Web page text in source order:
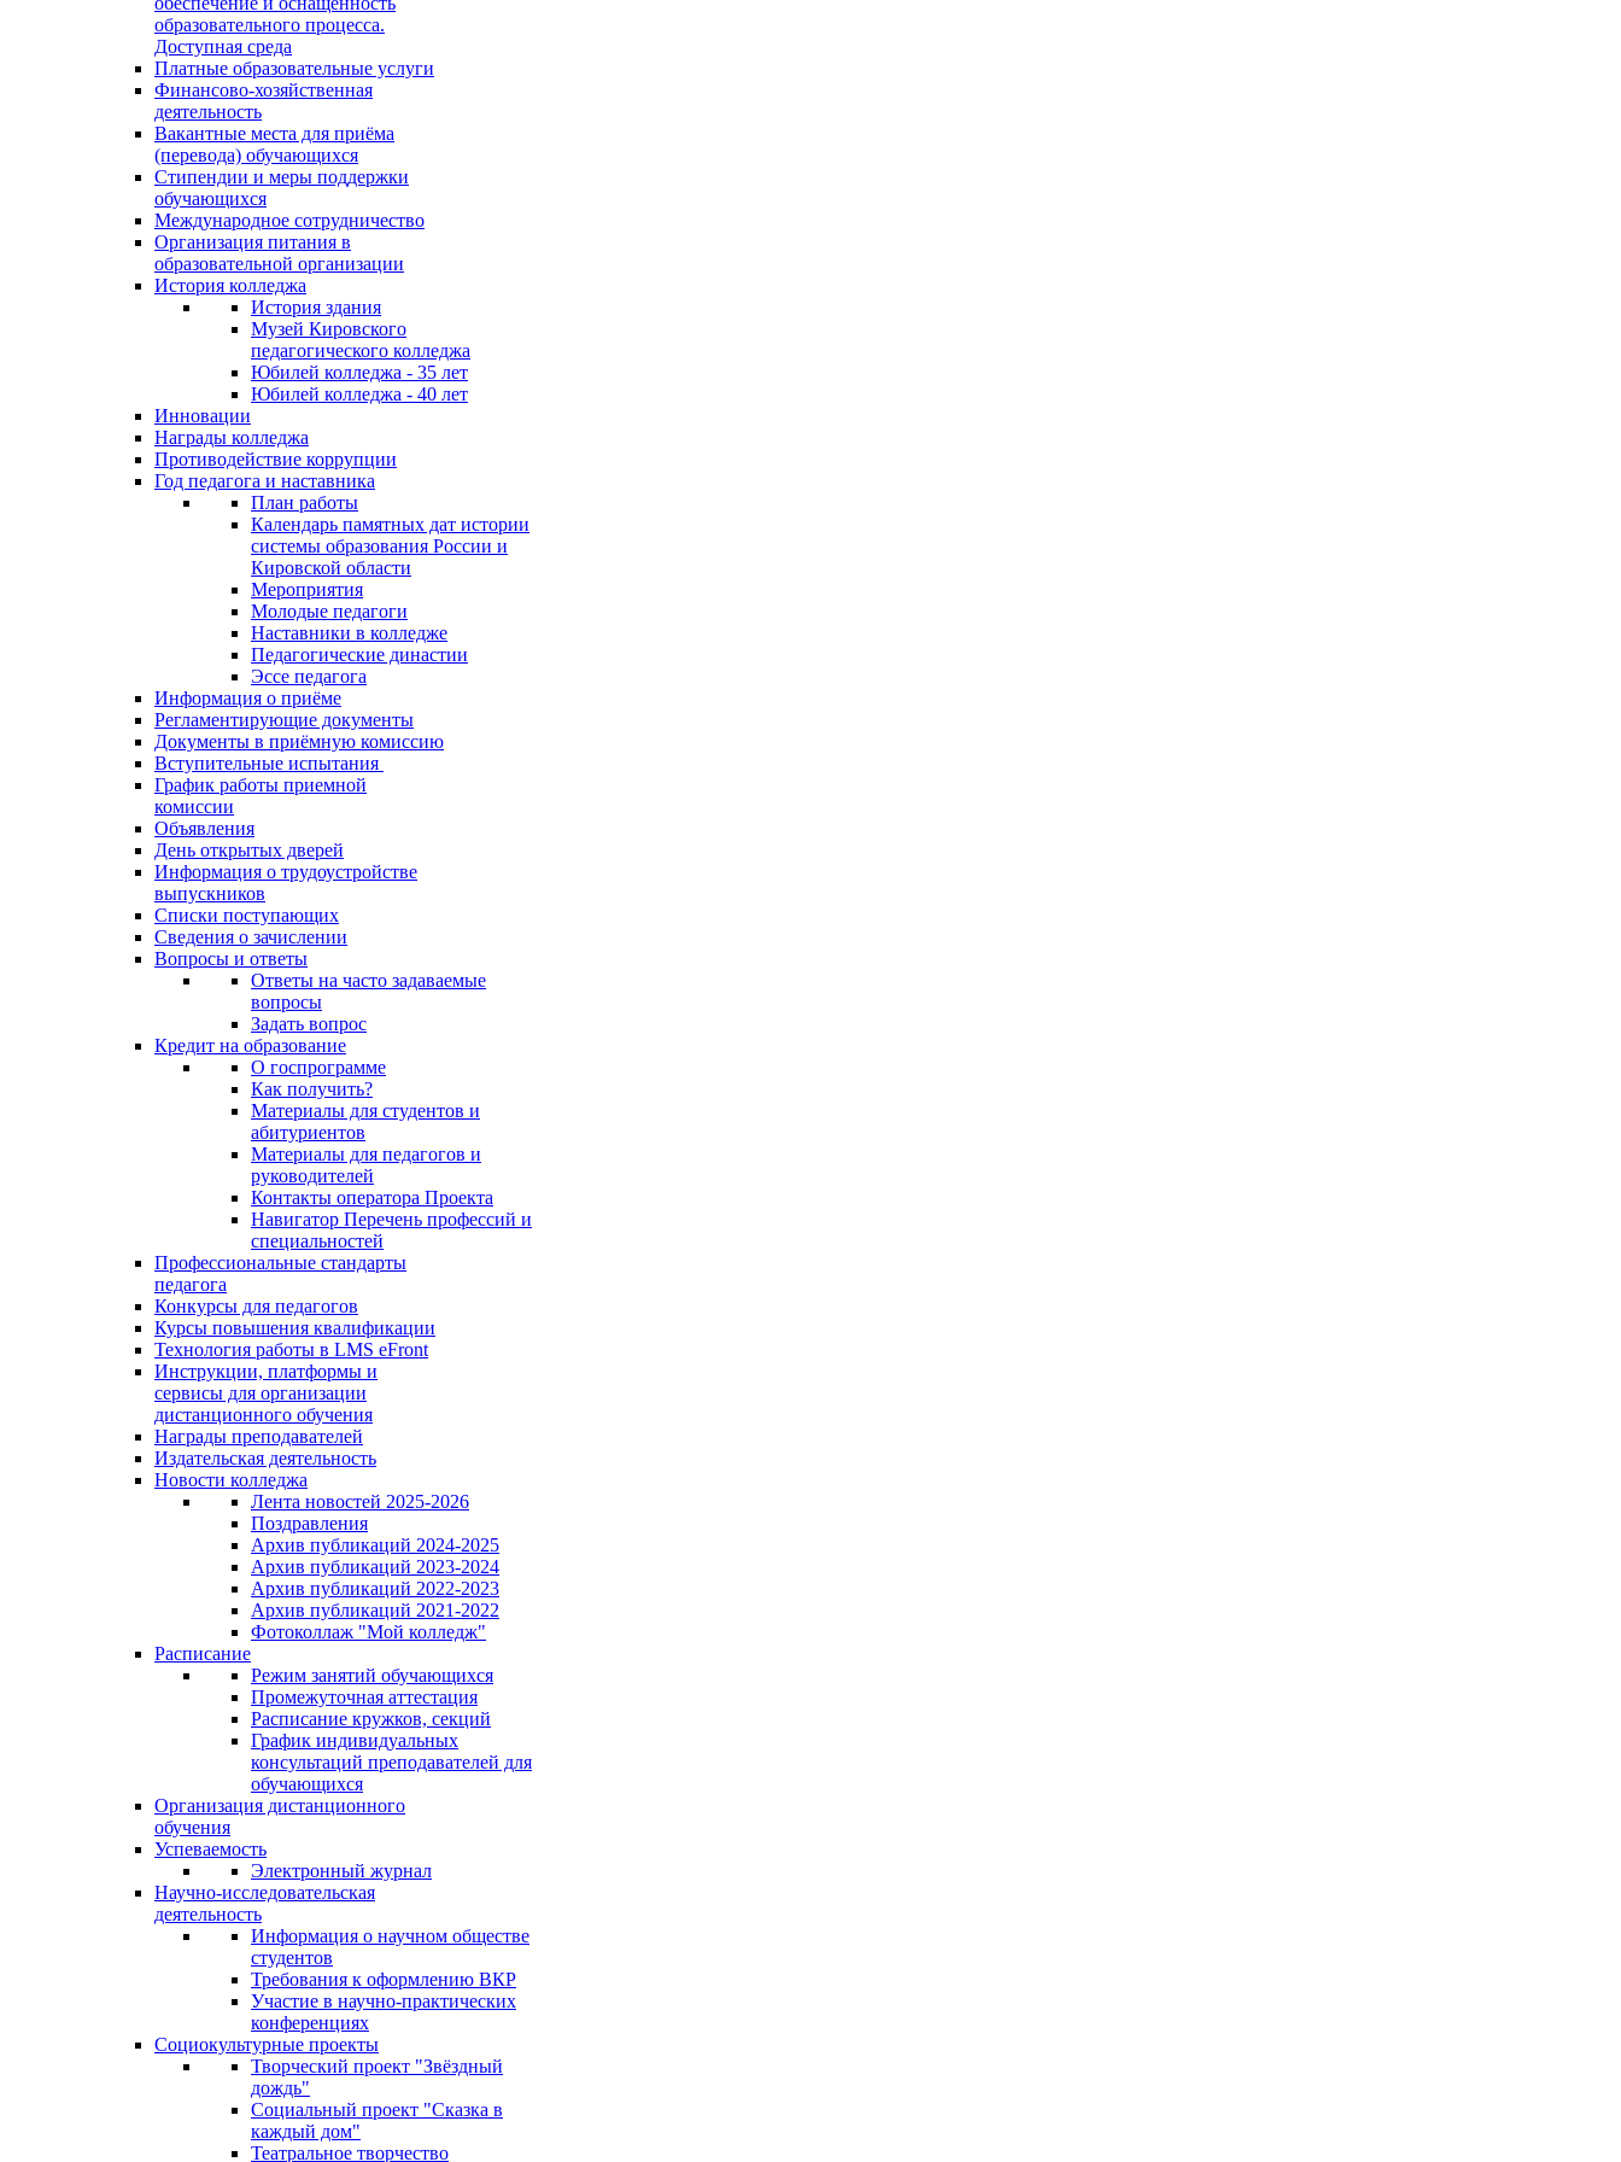
образовательного процесса.
Доступная среда
Платные образовательные услуги
Финансово-хозяйственная
деятельность
Вакантные места для приёма
(перевода) обучающихся
Стипендии и меры поддержки
обучающихся
Международное сотрудничество
Организация питания в
образовательной организации
История колледжа
История здания
Музей Кировского
педагогического колледжа
Юбилей колледжа - 35 лет
Юбилей колледжа - 40 лет
Инновации
Награды колледжа
Противодействие коррупции
Год педагога и наставника
План работы
Календарь памятных дат истории
системы образования России и
Кировской области
Мероприятия
Молодые педагоги
Наставники в колледже
Педагогические династии
Эссе педагога
Информация о приёме
Регламентирующие документы
Документы в приёмную комиссию
Вступительные испытания
График работы приемной
комиссии
Объявления
День открытых дверей
Информация о трудоустройстве
выпускников
Списки поступающих
Сведения о зачислении
Вопросы и ответы
Ответы на часто задаваемые
вопросы
Задать вопрос
Кредит на образование
О госпрограмме
Как получить?
Материалы для студентов и
абитуриентов
Материалы для педагогов и
руководителей
Контакты оператора Проекта
Навигатор Перечень профессий и
специальностей
Профессиональные стандарты
педагога
Конкурсы для педагогов
Курсы повышения квалификации
Технология работы в LMS eFront
Инструкции, платформы и
сервисы для организации
дистанционного обучения
Награды преподавателей
Издательская деятельность
Новости колледжа
Лента новостей 2025-2026
Поздравления
Архив публикаций 2024-2025
Архив публикаций 2023-2024
Архив публикаций 2022-2023
Архив публикаций 2021-2022
Фотоколлаж "Мой колледж"
Расписание
Режим занятий обучающихся
Промежуточная аттестация
Расписание кружков, секций
График индивидуальных
консультаций преподавателей для
обучающихся
Организация дистанционного
обучения
Успеваемость
Электронный журнал
Научно-исследовательская
деятельность
Информация о научном обществе
студентов
Требования к оформлению ВКР
Участие в научно-практических
конференциях
Социокультурные проекты
Творческий проект "Звёздный
дождь"
Социальный проект "Сказка в
каждый дом"
Театральное творчество